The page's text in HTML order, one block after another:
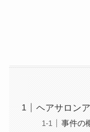
ヘアサロン
事件の